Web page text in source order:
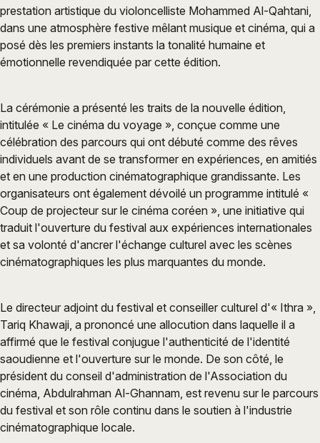
prestation artistique du violoncelliste Mohammed Al-Qahtani,
dans une atmosphère festive mêlant musique et cinéma, qui a
posé dès les premiers instants la tonalité humaine et
émotionnelle revendiquée par cette édition.
La cérémonie a présenté les traits de la nouvelle édition,
intitulée « Le cinéma du voyage », conçue comme une
célébration des parcours qui ont débuté comme des rêves
individuels avant de se transformer en expériences, en amitiés
et en une production cinématographique grandissante. Les
organisateurs ont également dévoilé un programme intitulé «
Coup de projecteur sur le cinéma coréen », une initiative qui
traduit l'ouverture du festival aux expériences internationales
et sa volonté d'ancrer l'échange culturel avec les scènes
cinématographiques les plus marquantes du monde.
Le directeur adjoint du festival et conseiller culturel d'« Ithra »,
Tariq Khawaji, a prononcé une allocution dans laquelle il a
affirmé que le festival conjugue l'authenticité de l'identité
saoudienne et l'ouverture sur le monde. De son côté, le
président du conseil d'administration de l'Association du
cinéma, Abdulrahman Al-Ghannam, est revenu sur le parcours
du festival et son rôle continu dans le soutien à l'industrie
cinématographique locale.